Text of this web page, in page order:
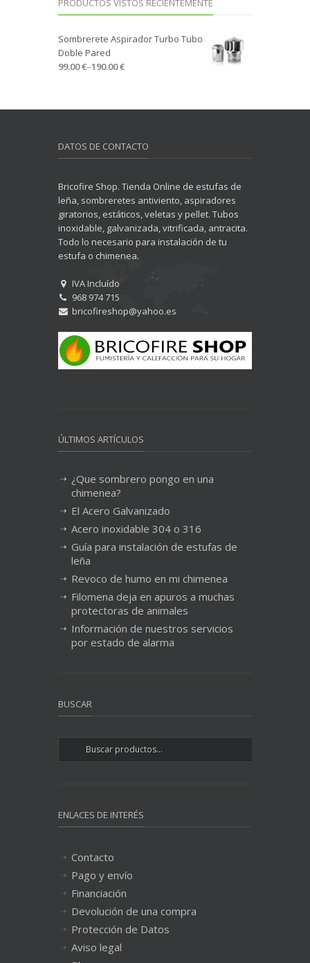
PRODUCTOS VISTOS RECIENTEMENTE
Sombrerete Aspirador Turbo Tubo
Doble Pared
99.00 €–190.00 €
DATOS DE CONTACTO
Bricofire Shop. Tienda Online de estufas de
leña, sombreretes antiviento, aspiradores
giratorios, estáticos, veletas y pellet. Tubos
inoxidable, galvanizada, vitrificada, antracita.
Todo lo necesario para instalación de tu
estufa o chimenea.
IVA Incluído
968 974 715
bricofireshop@yahoo.es
ÚLTIMOS ARTÍCULOS
¿Que sombrero pongo en una
chimenea?
El Acero Galvanizado
Acero inoxidable 304 o 316
Guía para instalación de estufas de
leña
Revoco de humo en mi chimenea
Filomena deja en apuros a muchas
protectoras de animales
Información de nuestros servicios
por estado de alarma
BUSCAR
ENLACES DE INTERÉS
Contacto
Pago y envío
Financiación
Devolución de una compra
Protección de Datos
Aviso legal